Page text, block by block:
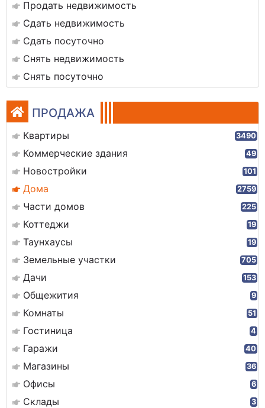
Продать недвижимость
Сдать недвижимость
Сдать посуточно
Снять недвижимость
Снять посуточно
ПРОДАЖА
Квартиры 3490
Коммерческие здания 49
Новостройки 101
Дома 2759
Части домов 225
Коттеджи 19
Таунхаусы 19
Земельные участки 705
Дачи 153
Общежития 9
Комнаты 51
Гостиница 4
Гаражи 40
Магазины 36
Офисы 6
Склады 3